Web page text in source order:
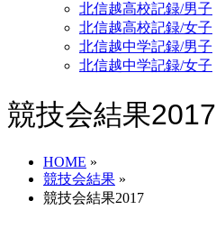
北信越高校記録/男子
北信越高校記録/女子
北信越中学記録/男子
北信越中学記録/女子
競技会結果2017
HOME »
競技会結果 »
競技会結果2017